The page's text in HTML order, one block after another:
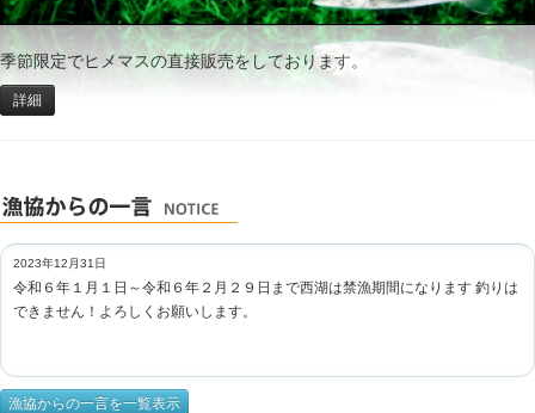
季節限定でヒメマスの直接販売をしております。
詳細
2023年12月31日
令和６年１月１日～令和６年２月２９日まで西湖は禁漁期間になります 釣りは
できません！よろしくお願いします。
漁協からの一言を一覧表示